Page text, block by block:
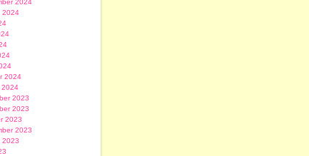
2024
2024
2024
2024
2023
2023
2023
2023
2023